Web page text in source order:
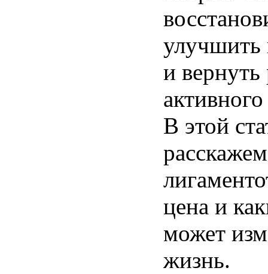
улучшить
и вернуть
В этой
цена и
может
жизнь.